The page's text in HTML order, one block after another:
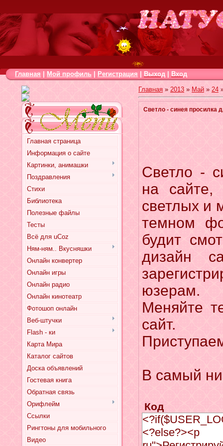
Главная Мой профиль Регистрация Выход Вход
Главная страница
Информация о сайте
Картинки, анимашки
Поздравления
Стихи
Библиотека
Полезные файлы
Тесты
Всё для uCoz
Ням-ням.. Вкусняшки
Онлайн конвертер
Онлайн игры
Онлайн радио
Онлайн кинотеатр
Фотошоп онлайн
Веб-штучки
Flash - ки
Карта Мира
Каталог сайтов
Доска объявлений
Гостевая книга
Обратная связь
Орифлейм
Ссылки
Рингтоны для мобильного
Видео
Главная » 2013 » Май » 24
Светло - синея просилка
Светло -
на сайте,
светлых и
темном
будит
дизайн
юзерам.
Меняйте
сайт.
В самый
Код
<?else?><p